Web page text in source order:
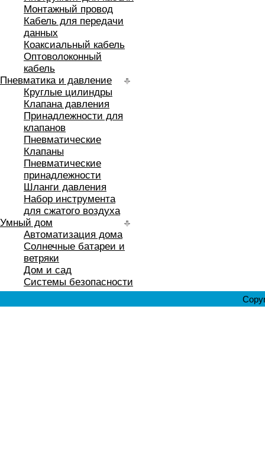
Монтажный провод
Кабель для передачи
данных
Коаксиальный кабель
Оптоволоконный
кабель
Пневматика и давление
Круглые цилиндры
Клапана давления
Принадлежности для
клапанов
Пневматические
Клапаны
Пневматические
принадлежности
Шланги давления
Набор инструмента
для сжатого воздуха
Умный дом
Автоматизация дома
Солнечные батареи и
ветряки
Дом и сад
Системы безопасности